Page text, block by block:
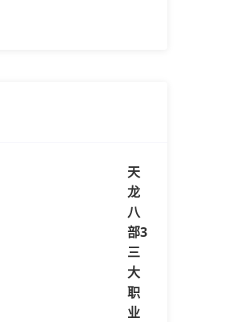
天
龙
八
部3
三
大
职
业